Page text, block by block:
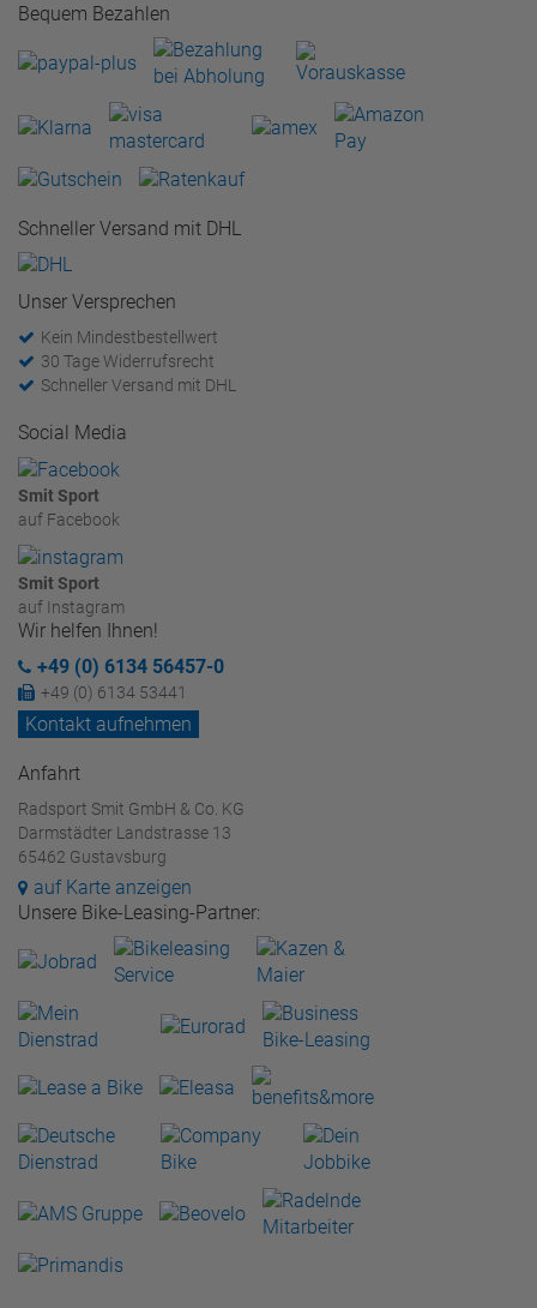
Bequem Bezahlen
Schneller Versand mit DHL
Unser Versprechen
Kein Mindestbestellwert
30 Tage Widerrufsrecht
Schneller Versand mit DHL
Social Media
Smit Sport
auf Facebook
Smit Sport
auf Instagram
Wir helfen Ihnen!
+49 (0) 6134 56457-0
+49 (0) 6134 53441
Kontakt aufnehmen
Anfahrt
Radsport Smit GmbH & Co. KG
Darmstädter Landstrasse 13
65462 Gustavsburg
auf Karte anzeigen
Unsere Bike-Leasing-Partner: